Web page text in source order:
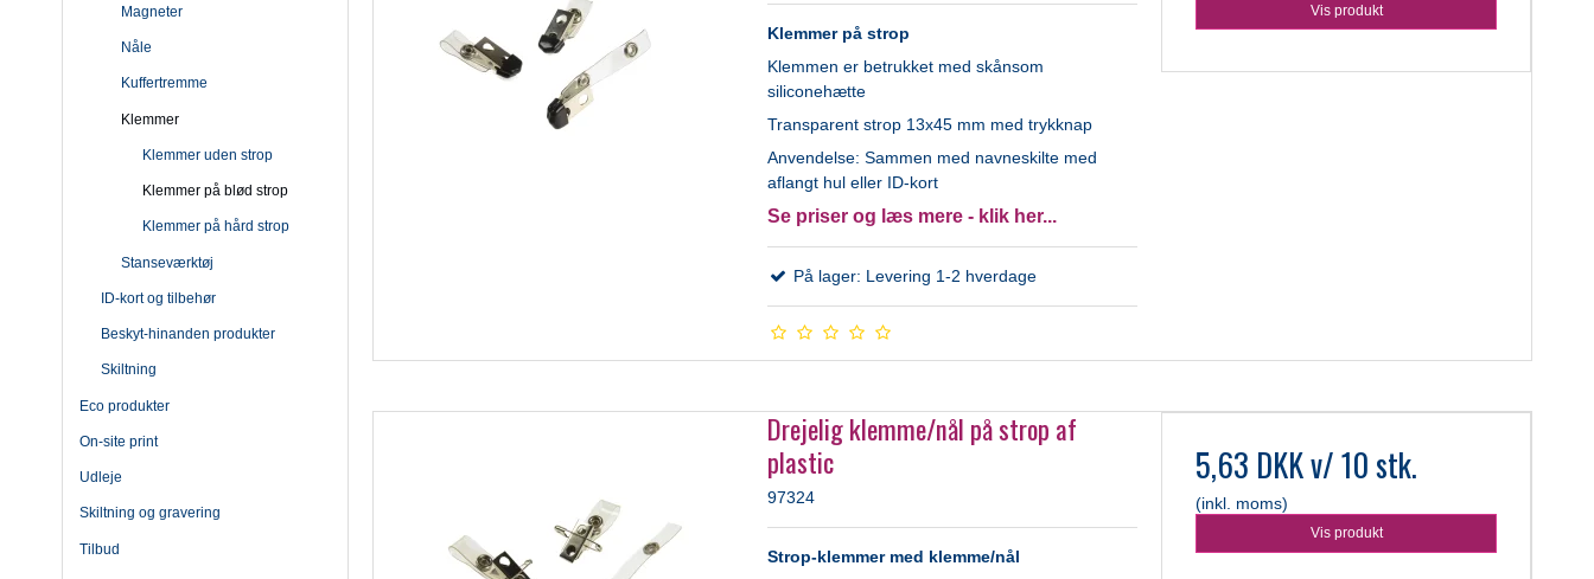
Magneter
Nåle
Kuffertremme
Klemmer
Klemmer uden strop
Klemmer på blød strop
Klemmer på hård strop
Stanseværktøj
ID-kort og tilbehør
Beskyt-hinanden produkter
Skiltning
Eco produkter
On-site print
Udleje
Skiltning og gravering
Tilbud
Klemmer på strop
Klemmen er betrukket med skånsom
siliconehætte
Transparent strop 13x45 mm med trykknap
Anvendelse: Sammen med navneskilte med
aflangt hul eller ID-kort
Se priser og læs mere - klik her...
På lager: Levering 1-2 hverdage
Vis produkt
Drejelig klemme/nål på strop af
plastic
97324
Strop-klemmer med klemme/nål
5,63 DKKv/ 10 stk.
(inkl. moms)
Vis produkt